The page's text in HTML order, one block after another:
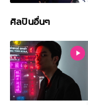
ศิลปินอื่นๆ